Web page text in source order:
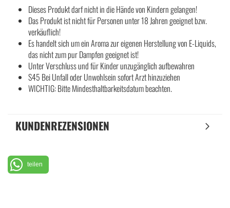
Dieses Produkt darf nicht in die Hände von Kindern gelangen!
Das Produkt ist nicht für Personen unter 18 Jahren geeignet bzw.
verkäuflich!
Es handelt sich um ein Aroma zur eigenen Herstellung von E-Liquids,
das nicht zum pur Dampfen geeignet ist!
Unter Verschluss und für Kinder unzugänglich aufbewahren
S45 Bei Unfall oder Unwohlsein sofort Arzt hinzuziehen
WICHTIG: Bitte Mindesthaltbarkeitsdatum beachten.
KUNDENREZENSIONEN
teilen